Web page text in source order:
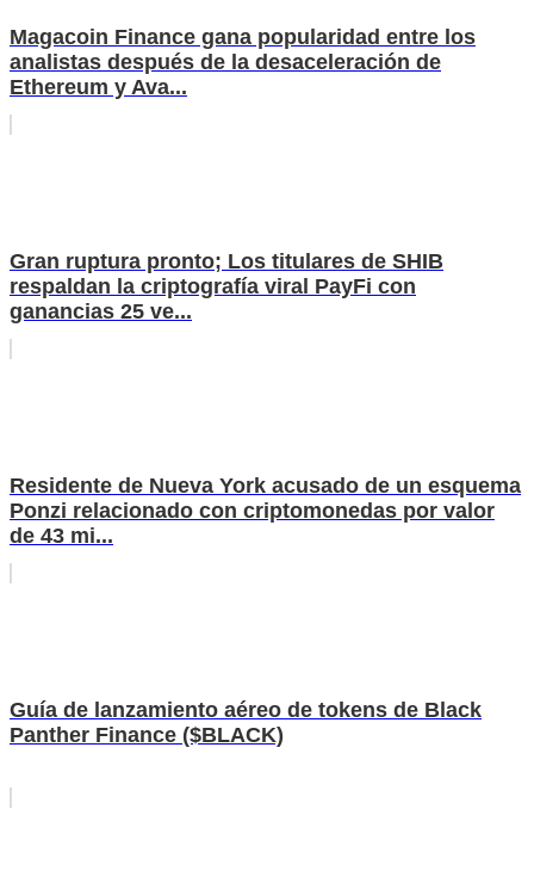
Magacoin Finance gana popularidad entre los
analistas después de la desaceleración de
Ethereum y Ava...
Gran ruptura pronto; Los titulares de SHIB
respaldan la criptografía viral PayFi con
ganancias 25 ve...
Residente de Nueva York acusado de un esquema
Ponzi relacionado con criptomonedas por valor
de 43 mi...
Guía de lanzamiento aéreo de tokens de Black
Panther Finance ($BLACK)